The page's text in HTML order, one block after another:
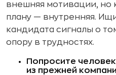
внешняя мотивации, но
плану — внутренняя.
кандидата сигналы о
опору в трудностях.
Попросите
из прежней